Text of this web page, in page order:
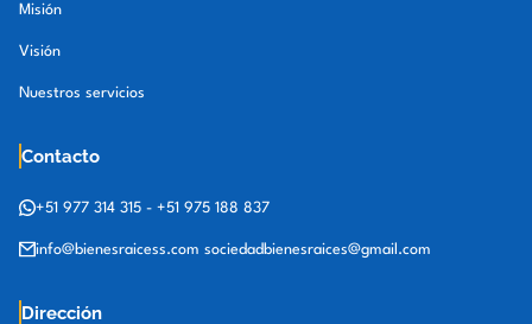
Misión
Visión
Nuestros servicios
Contacto
+51 977 314 315 - +51 975 188 837
info@bienesraicess.com sociedadbienesraices@gmail.com
Dirección